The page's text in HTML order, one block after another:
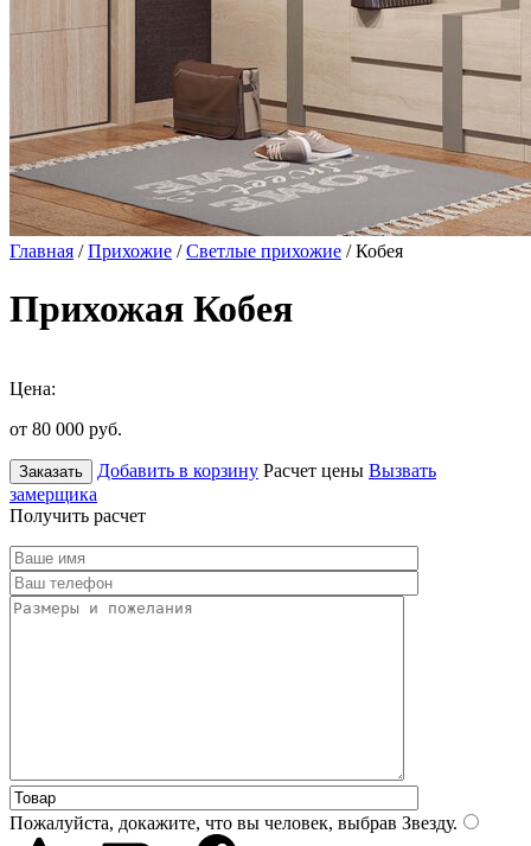
Главная /Прихожие /Светлые прихожие / Кобея
Прихожая Кобея
Цена:
от 80 000 руб.
Заказать Добавить в корзину Расчет цены Вызвать
замерщика
Получить расчет
Пожалуйста, докажите, что вы человек, выбрав Звезду.